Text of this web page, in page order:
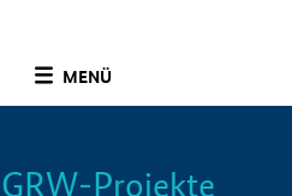
MENÜ
Info
Projekte